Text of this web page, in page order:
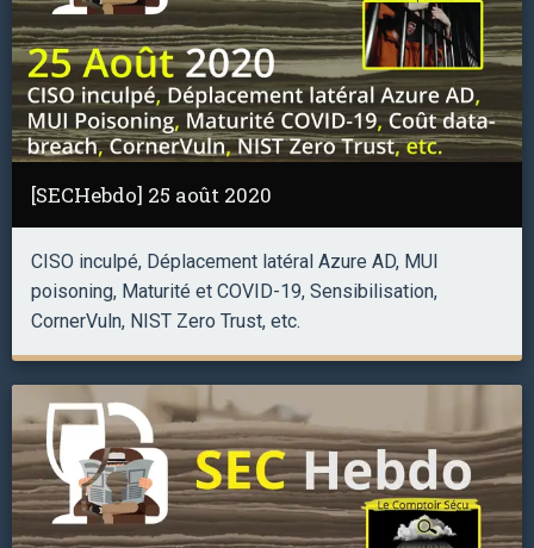
[SECHebdo] 25 août 2020
CISO inculpé, Déplacement latéral Azure AD, MUI
poisoning, Maturité et COVID-19, Sensibilisation,
CornerVuln, NIST Zero Trust, etc.